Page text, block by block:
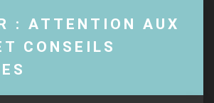
: ATTENTION AUX
CONSEILS